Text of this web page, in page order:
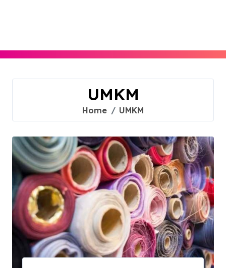
UMKM
Home UMKM